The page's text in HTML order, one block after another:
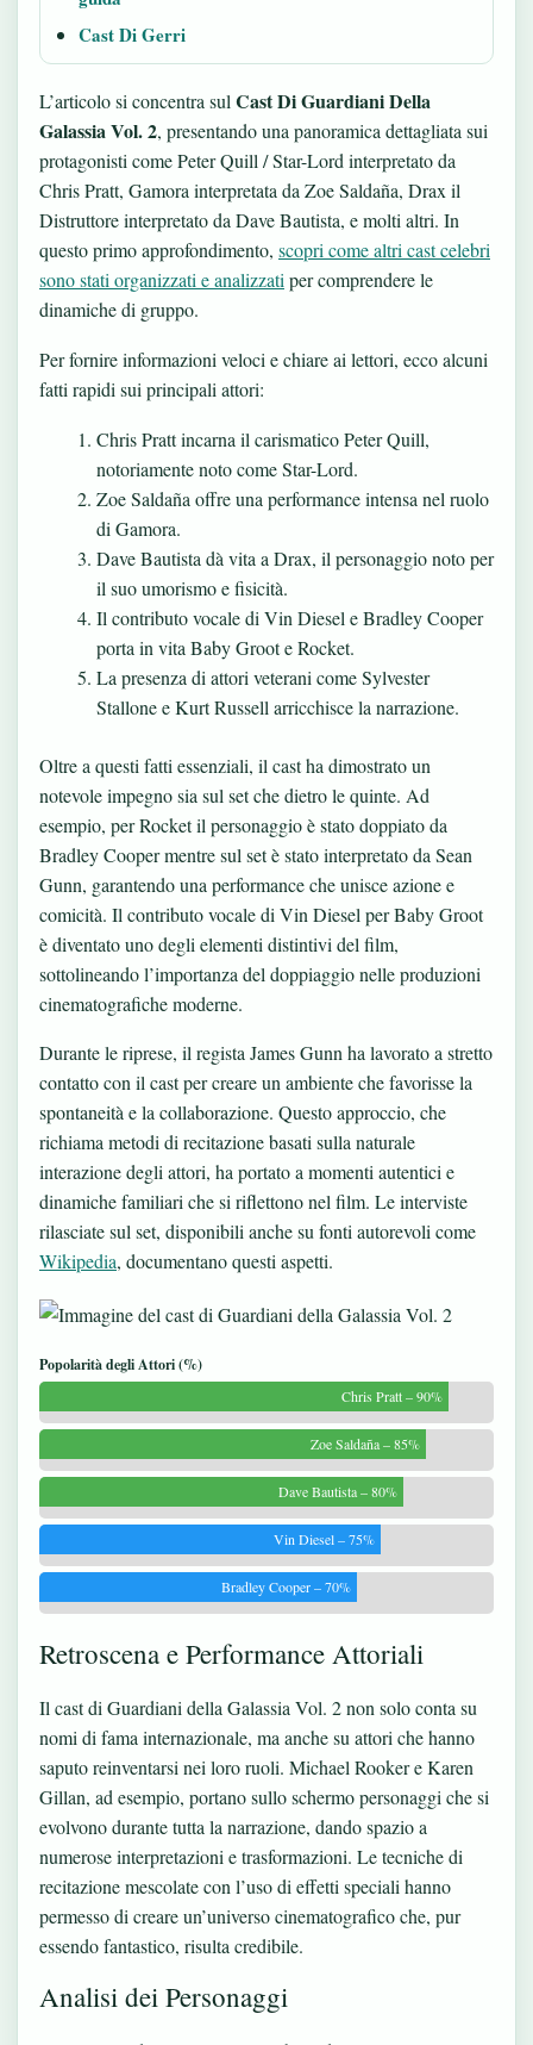
Cast Di Gerri
L’articolo si concentra sul Cast Di Guardiani Della
Galassia Vol. 2, presentando una panoramica dettagliata sui
protagonisti come Peter Quill / Star-Lord interpretato da
Chris Pratt, Gamora interpretata da Zoe Saldaña, Drax il
Distruttore interpretato da Dave Bautista, e molti altri. In
questo primo approfondimento, scopri come altri cast celebri
sono stati organizzati e analizzati per comprendere le
dinamiche di gruppo.
Per fornire informazioni veloci e chiare ai lettori, ecco alcuni
fatti rapidi sui principali attori:
Chris Pratt incarna il carismatico Peter Quill,
notoriamente noto come Star-Lord.
Zoe Saldaña offre una performance intensa nel ruolo
di Gamora.
Dave Bautista dà vita a Drax, il personaggio noto per
il suo umorismo e fisicità.
Il contributo vocale di Vin Diesel e Bradley Cooper
porta in vita Baby Groot e Rocket.
La presenza di attori veterani come Sylvester
Stallone e Kurt Russell arricchisce la narrazione.
Oltre a questi fatti essenziali, il cast ha dimostrato un
notevole impegno sia sul set che dietro le quinte. Ad
esempio, per Rocket il personaggio è stato doppiato da
Bradley Cooper mentre sul set è stato interpretato da Sean
Gunn, garantendo una performance che unisce azione e
comicità. Il contributo vocale di Vin Diesel per Baby Groot
è diventato uno degli elementi distintivi del film,
sottolineando l’importanza del doppiaggio nelle produzioni
cinematografiche moderne.
Durante le riprese, il regista James Gunn ha lavorato a stretto
contatto con il cast per creare un ambiente che favorisse la
spontaneità e la collaborazione. Questo approccio, che
richiama metodi di recitazione basati sulla naturale
interazione degli attori, ha portato a momenti autentici e
dinamiche familiari che si riflettono nel film. Le interviste
rilasciate sul set, disponibili anche su fonti autorevoli come
Wikipedia, documentano questi aspetti.
Popolarità degli Attori (%)
Chris Pratt – 90%
Zoe Saldaña – 85%
Dave Bautista – 80%
Vin Diesel – 75%
Bradley Cooper – 70%
Retroscena e Performance Attoriali
Il cast di Guardiani della Galassia Vol. 2 non solo conta su
nomi di fama internazionale, ma anche su attori che hanno
saputo reinventarsi nei loro ruoli. Michael Rooker e Karen
Gillan, ad esempio, portano sullo schermo personaggi che si
evolvono durante tutta la narrazione, dando spazio a
numerose interpretazioni e trasformazioni. Le tecniche di
recitazione mescolate con l’uso di effetti speciali hanno
permesso di creare un’universo cinematografico che, pur
essendo fantastico, risulta credibile.
Analisi dei Personaggi